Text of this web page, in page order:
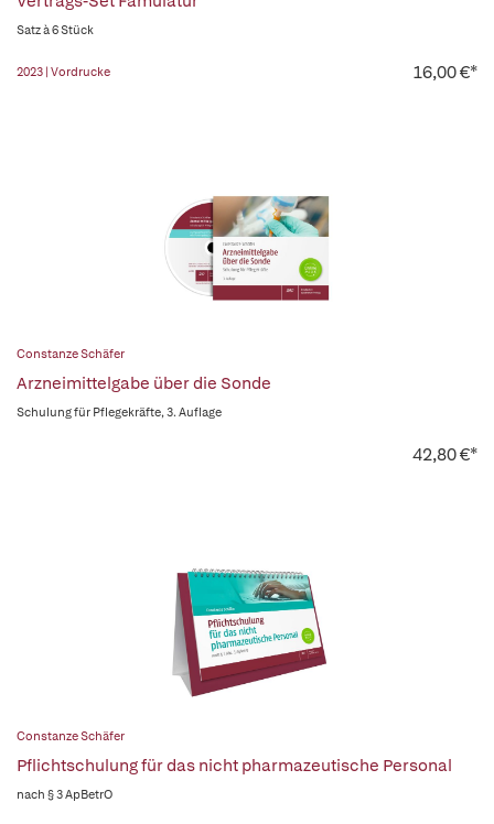
Satz à 6 Stück
2023 | Vordrucke 16,00 €*
Constanze Schäfer
Arzneimittelgabe über die Sonde
Schulung für Pflegekräfte, 3. Auflage
42,80 €*
Constanze Schäfer
Pflichtschulung für das nicht pharmazeutische Personal
nach § 3 ApBetrO